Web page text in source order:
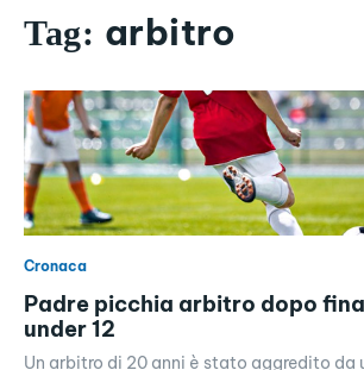
Tag: arbitro
Cronaca
Padre picchia arbitro dopo
under 12
Un arbitro di 20 anni è stato aggredito da